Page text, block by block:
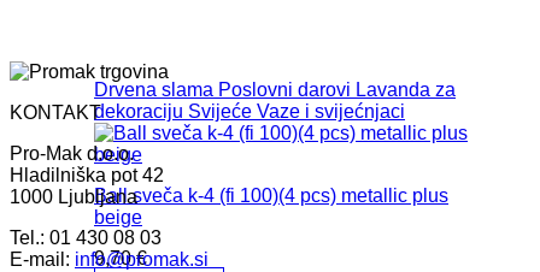
Drvena slama Poslovni darovi Lavanda za
dekoraciju Svijeće Vaze i svijećnjaci
Ball sveča k-4 (fi 100)(4 pcs) metallic plus
beige
9,70€
KONTAKT
Pro-Mak d.o.o.
Hladilniška pot 42
1000 Ljubljana
Tel.: 01 430 08 03
E-mail: info@promak.si